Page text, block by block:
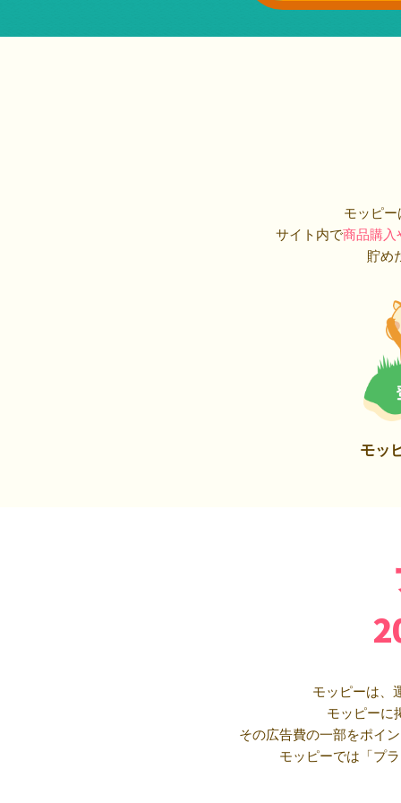
モッピ
サイト内で商品購入
貯め
モッ
モッピーは、
モッピーに
その広告費の一部をポイ
モッピーでは「プ